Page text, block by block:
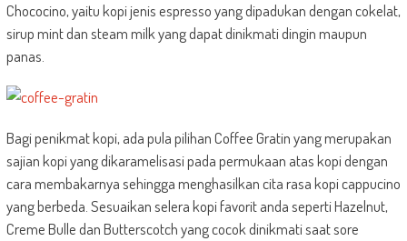
Chococino, yaitu kopi jenis espresso yang dipadukan dengan cokelat,
sirup mint dan steam milk yang dapat dinikmati dingin maupun
panas.
Bagi penikmat kopi, ada pula pilihan Coffee Gratin yang merupakan
sajian kopi yang dikaramelisasi pada permukaan atas kopi dengan
cara membakarnya sehingga menghasilkan cita rasa kopi cappucino
yang berbeda. Sesuaikan selera kopi favorit anda seperti Hazelnut,
Creme Bulle dan Butterscotch yang cocok dinikmati saat sore